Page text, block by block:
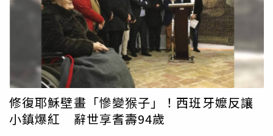
也承認這是一起「嚴重失誤」。影片中，查克拉博爾蒂表明
自己是婆羅門階級，並指控該事件傷害其宗教信仰。相關影
片迅速瘋傳後，引起警方關注。帕克街警局已正式立案，並
依《印度刑法典》（BNS）第299條，以傷害宗教情感為
由，逮捕涉案服務生納西魯丁（Shiekh Nasiruddin）。案件
後續發展仍有待進一步調查。
修復耶穌壁畫「慘變猴子」！西班牙嬤反讓
小鎮爆紅 辭世享耆壽94歲